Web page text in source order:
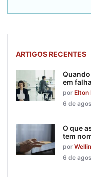
ARTIGOS RECENTES
em
por Elton
6 de
O que
tem
por
6 de